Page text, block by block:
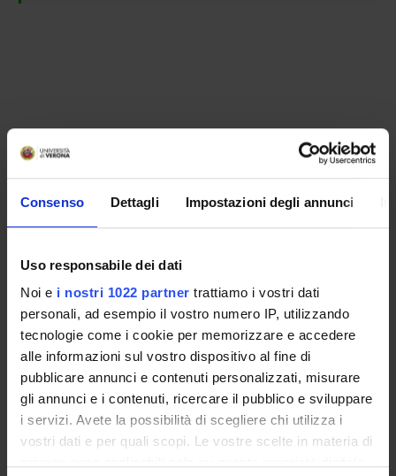
Consenso Dettagli Impostazioni degli annunci
Uso responsabile dei dati
Noi e i nostri 1022 partner trattiamo i vostri dati
personali, ad esempio il vostro numero IP, utilizzando
tecnologie come i cookie per memorizzare e accedere
alle informazioni sul vostro dispositivo al fine di
pubblicare annunci e contenuti personalizzati, misurare
gli annunci e i contenuti, ricercare il pubblico e sviluppare
i servizi. Avete la possibilità di scegliere chi utilizza i
vostri dati e per quali scopi. Le vostre scelte in materia di
GOVERNANCE
COMMITTEES